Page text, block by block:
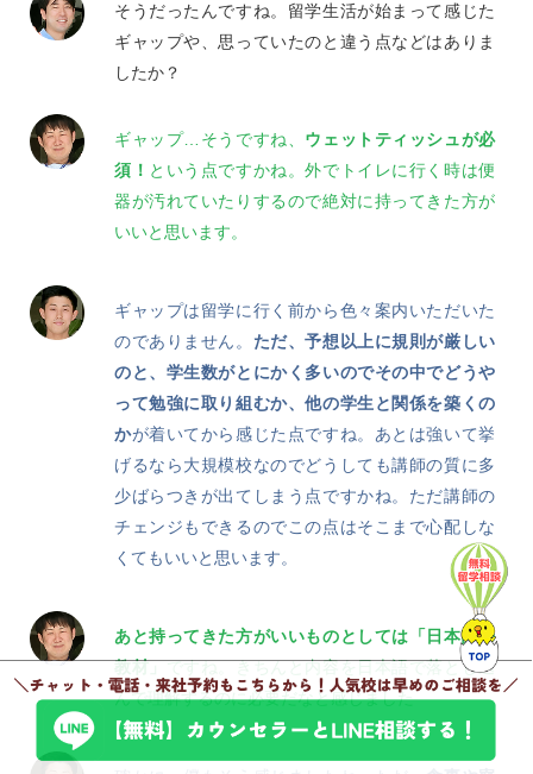
そうだったんですね。留学生活が始まって感じた
ギャップや、思っていたのと違う点などはありま
したか？
ギャップ…そうですね、 ウェットティッシュが必
須！ という点ですかね。外でトイレに行く時は便
器が汚れていたりするので絶対に持ってきた方が
いいと思います。
ギャップは留学に行く前から色々案内いただいた
のでありません。 ただ、予想以上に規則が厳しい
のと、学生数がとにかく多いのでその中でどうや
って勉強に取り組むか、他の学生と関係を築くの
かが着いてから感じた点ですね。あとは強いて挙
げるなら大規模校なのでどうしても講師の質に多
少ばらつきが出てしまう点ですかね。ただ講師の
チェンジもできるのでこの点はそこまで心配しな
くてもいいと思います。
あと持ってきた方がいいものとしては「日本語の
教材」ですね。きちんと内容を日本語で落とし込
んで理解するのに必要だなと感じました